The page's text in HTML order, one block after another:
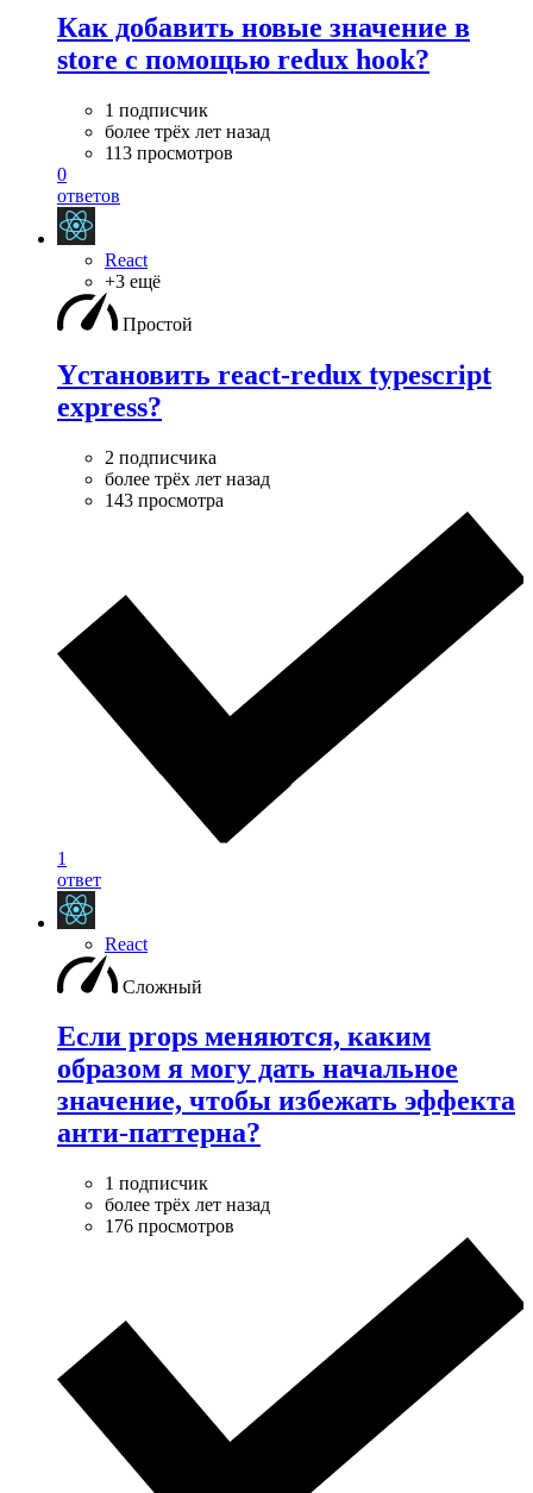
Как добавить новые значение в
store с помощью redux hook?
1 подписчик
более трёх лет назад
113 просмотров
0
ответов
React
+3 ещё
Простой
Yстановить react-redux typescript
express?
2 подписчика
более трёх лет назад
143 просмотра
1
ответ
React
Сложный
Если props меняются, каким
образом я могу дать начальное
значение, чтобы избежать эффекта
анти-паттерна?
1 подписчик
более трёх лет назад
176 просмотров